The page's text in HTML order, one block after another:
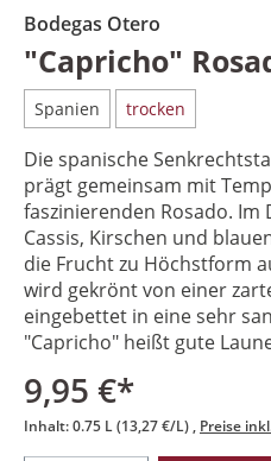
Bodegas Otero
"Capricho"
Spanien trocken
Die spanische
prägt gemeinsam mit
faszinierenden Rosado.
Cassis, Kirschen und
die Frucht zu Höchstform
wird gekrönt von einer
eingebettet in eine sehr
"Capricho" heißt gute
9,95 €*
Inhalt:0.75 L(13,27 €/L) Preise